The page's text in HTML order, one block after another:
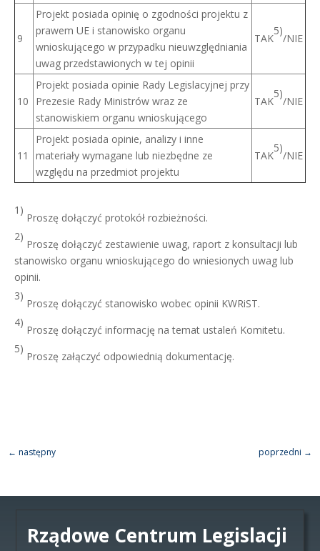
9
Projekt posiada opinię o zgodności projektu z
prawem UE i stanowisko organu
wnioskującego w przypadku nieuwzględniania
uwag przedstawionych w tej opinii
TAK
5)
/NIE
10
Projekt posiada opinie Rady Legislacyjnej przy
Prezesie Rady Ministrów wraz ze
stanowiskiem organu wnioskującego
TAK
5)
/NIE
11
Projekt posiada opinie, analizy i inne
materiały wymagane lub niezbędne ze
względu na przedmiot projektu
TAK
5)
/NIE
1)
Proszę dołączyć protokół rozbieżności.
2)
Proszę dołączyć zestawienie uwag, raport z konsultacji lub
stanowisko organu wnioskującego do wniesionych uwag lub
opinii.
3)
Proszę dołączyć stanowisko wobec opinii KWRiST.
4)
Proszę dołączyć informację na temat ustaleń Komitetu.
5)
Proszę załączyć odpowiednią dokumentację.
←następny poprzedni →
Rządowe Centrum Legislacji